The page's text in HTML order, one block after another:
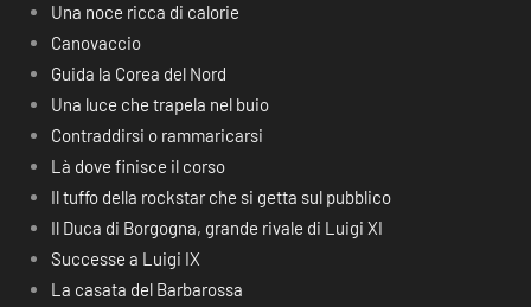
Una noce ricca di calorie
Canovaccio
Guida la Corea del Nord
Una luce che trapela nel buio
Contraddirsi o rammaricarsi
Là dove finisce il corso
Il tuffo della rockstar che si getta sul pubblico
Il Duca di Borgogna, grande rivale di Luigi XI
Successe a Luigi IX
La casata del Barbarossa